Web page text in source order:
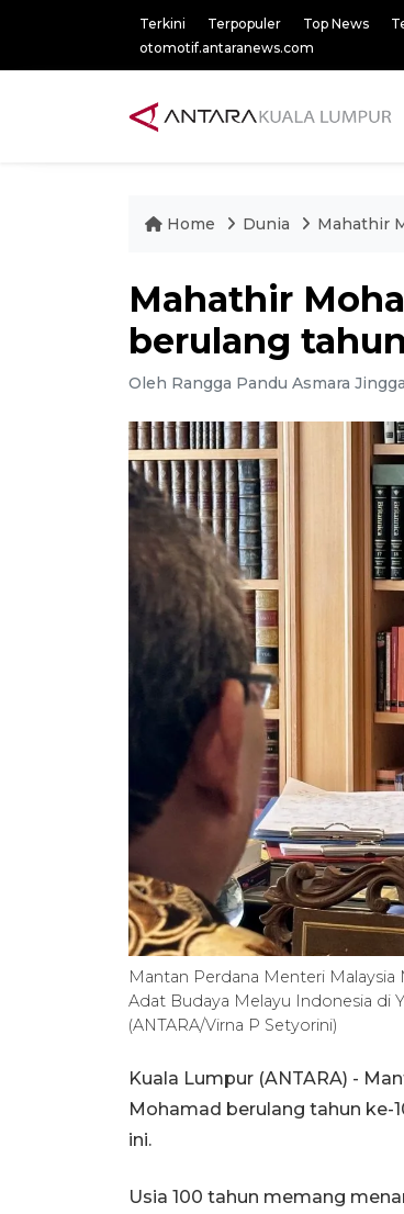
Terkini Terpopuler Top News
otomotif.antaranews.com
Home Dunia Mahathir
Mahathir
berulang
Oleh Rangga Pandu Asmara
Mantan Perdana Menteri
Adat Budaya Melayu Indonesia di
(ANTARA/Virna P Setyorini)
Kuala Lumpur (ANTARA) -
Mohamad berulang tahun ke-
ini.
Usia 100 tahun memang